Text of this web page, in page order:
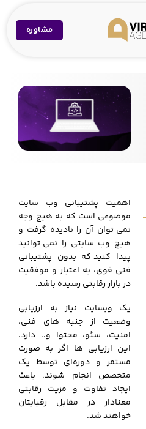
مشاوره
اهمیت پشتیبانی وب سایت
موضوعی است که به هیج وجه
نمی توان آن را نادیده گرفت و
هیچ وب سایتی را نمی‌ توانید
پیدا کنید. که بدون پشتیبانی
فنی قوی، به اعتبار و موفقیت
در بازار رقابتی رسیده باشد.
یک وبسایت نیاز به ارزیابی
وضعیت از جنبه های فنی،
امنیت، سئو، محتوا و.. دارد.
این ارزیابی ها اگر به صورت
مستمر و دوره‌ای توسط یک
متخصص انجام شوند، باعث
ایجاد تفاوت و مزیت رقابتی
معنادار در مقابل رقبایتان
خواهند شد.